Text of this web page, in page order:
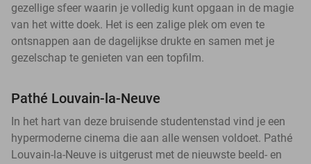
gezellige sfeer waarin je volledig kunt opgaan in de magie
van het witte doek. Het is een zalige plek om even te
ontsnappen aan de dagelijkse drukte en samen met je
gezelschap te genieten van een topfilm.
Pathé Louvain-la-Neuve
In het hart van deze bruisende studentenstad vind je een
hypermoderne cinema die aan alle wensen voldoet. Pathé
Louvain-la-Neuve is uitgerust met de nieuwste beeld- en